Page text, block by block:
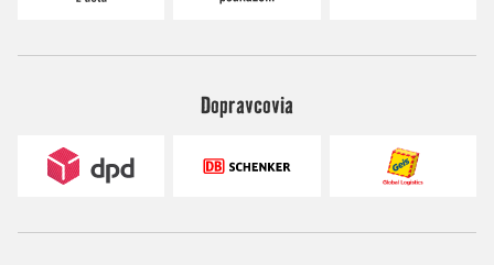
Dopravcovia